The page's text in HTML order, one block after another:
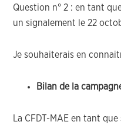
Question n° 2 : en tant
un signalement le 22
Je souhaiterais en
Bilan de la
La CFDT-MAE en tant